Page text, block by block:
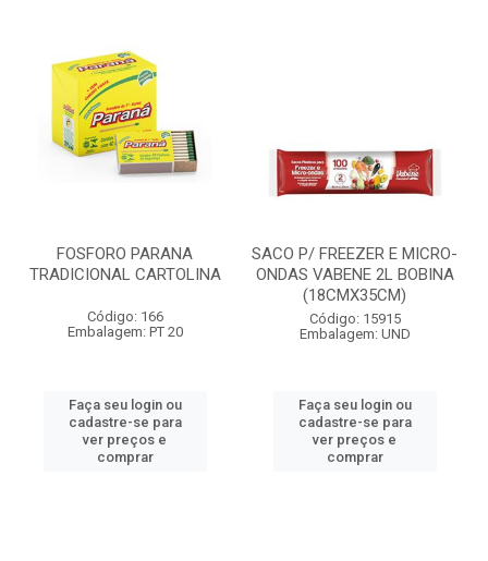
FOSFORO PARANA
TRADICIONAL CARTOLINA
Código: 166
Embalagem: PT 20
Faça seu login ou
cadastre-se para
ver preços e
comprar
SACO P/ FREEZER E MICRO-
ONDAS VABENE 2L BOBINA
(18CMX35CM)
Código: 15915
Embalagem: UND
Faça seu login ou
cadastre-se para
ver preços e
comprar